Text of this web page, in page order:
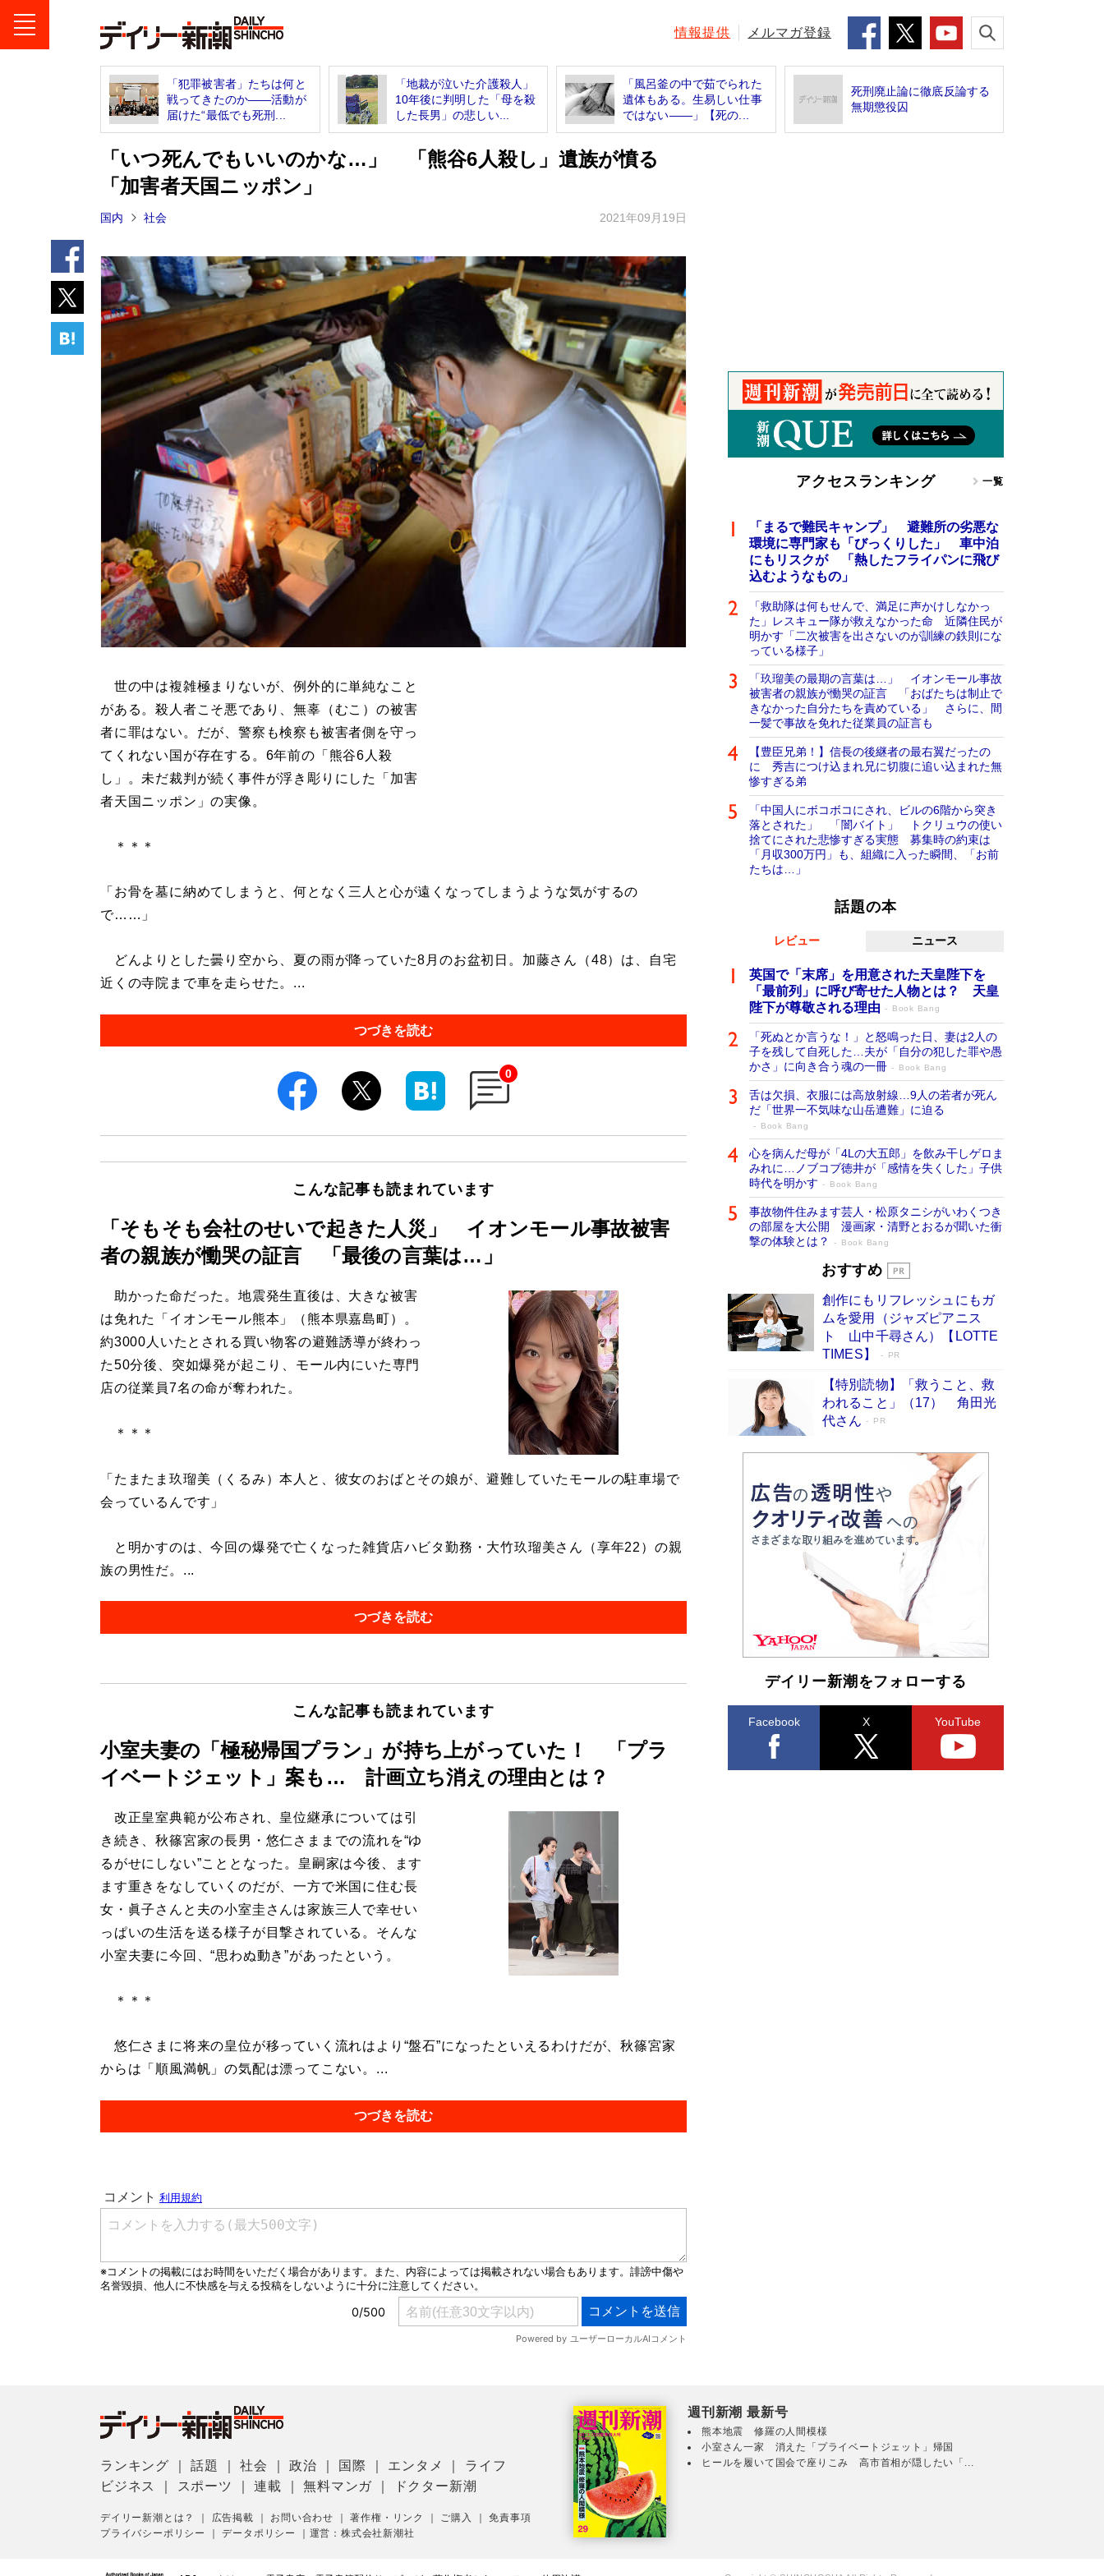
情報提供 メルマガ登録
「犯罪被害者」たちは何と
戦ってきたのか――活動が
届けた“最低でも死刑...
「地裁が泣いた介護殺人」
10年後に判明した「母を殺
した長男」の悲しい...
「風呂釜の中で茹でられた
遺体もある。生易しい仕事
ではない――」【死の...
死刑廃止論に徹底反論する
無期懲役囚
「いつ死んでもいいのかな…」 「熊谷6人殺し」遺族が憤る
「加害者天国ニッポン」
国内 社会 2021年09月19日
世の中は複雑極まりないが、例外的に単純なこと
がある。殺人者こそ悪であり、無辜（むこ）の被害
者に罪はない。だが、警察も検察も被害者側を守っ
てくれない国が存在する。6年前の「熊谷6人殺
し」。未だ裁判が続く事件が浮き彫りにした「加害
者天国ニッポン」の実像。
＊＊＊
「お骨を墓に納めてしまうと、何となく三人と心が遠くなってしまうような気がするの
で……」
どんよりとした曇り空から、夏の雨が降っていた8月のお盆初日。加藤さん（48）は、自宅
近くの寺院まで車を走らせた。...
つづきを読む
0
こんな記事も読まれています
「そもそも会社のせいで起きた人災」 イオンモール事故被害
者の親族が慟哭の証言 「最後の言葉は…」
助かった命だった。地震発生直後は、大きな被害
は免れた「イオンモール熊本」（熊本県嘉島町）。
約3000人いたとされる買い物客の避難誘導が終わっ
た50分後、突如爆発が起こり、モール内にいた専門
店の従業員7名の命が奪われた。
＊＊＊
「たまたま玖瑠美（くるみ）本人と、彼女のおばとその娘が、避難していたモールの駐車場で
会っているんです」
と明かすのは、今回の爆発で亡くなった雑貨店ハビタ勤務・大竹玖瑠美さん（享年22）の親
族の男性だ。...
つづきを読む
こんな記事も読まれています
小室夫妻の「極秘帰国プラン」が持ち上がっていた！ 「プラ
イベートジェット」案も… 計画立ち消えの理由とは？
改正皇室典範が公布され、皇位継承については引
き続き、秋篠宮家の長男・悠仁さままでの流れを“ゆ
るがせにしない”こととなった。皇嗣家は今後、ます
ます重きをなしていくのだが、一方で米国に住む長
女・眞子さんと夫の小室圭さんは家族三人で幸せい
っぱいの生活を送る様子が目撃されている。そんな
小室夫妻に今回、“思わぬ動き”があったという。
＊＊＊
悠仁さまに将来の皇位が移っていく流れはより“盤石”になったといえるわけだが、秋篠宮家
からは「順風満帆」の気配は漂ってこない。...
つづきを読む
アクセスランキング 一覧
「まるで難民キャンプ」 避難所の劣悪な
環境に専門家も「びっくりした」 車中泊
にもリスクが 「熱したフライパンに飛び
込むようなもの」
「救助隊は何もせんで、満足に声かけしなかっ
た」レスキュー隊が救えなかった命 近隣住民が
明かす「二次被害を出さないのが訓練の鉄則にな
っている様子」
「玖瑠美の最期の言葉は…」 イオンモール事故
被害者の親族が慟哭の証言 「おばたちは制止で
きなかった自分たちを責めている」 さらに、間
一髪で事故を免れた従業員の証言も
【豊臣兄弟！】信長の後継者の最右翼だったの
に 秀吉につけ込まれ兄に切腹に追い込まれた無
惨すぎる弟
「中国人にボコボコにされ、ビルの6階から突き
落とされた」 「闇バイト」 トクリュウの使い
捨てにされた悲惨すぎる実態 募集時の約束は
「月収300万円」も、組織に入った瞬間、「お前
たちは…」
話題の本
レビュー ニュース
英国で「末席」を用意された天皇陛下を
「最前列」に呼び寄せた人物とは？ 天皇
陛下が尊敬される理由
Book Bang
「死ぬとか言うな！」と怒鳴った日、妻は2人の
子を残して自死した…夫が「自分の犯した罪や愚
かさ」に向き合う魂の一冊
Book Bang
舌は欠損、衣服には高放射線…9人の若者が死ん
だ「世界一不気味な山岳遭難」に迫る
Book Bang
心を病んだ母が「4Lの大五郎」を飲み干しゲロま
みれに…ノブコブ徳井が「感情を失くした」子供
時代を明かす
Book Bang
事故物件住みます芸人・松原タニシがいわくつき
の部屋を大公開 漫画家・清野とおるが聞いた衝
撃の体験とは？
Book Bang
追悼・東野圭吾さん 週間ベストセラーラ
など代表作が並ぶ［文庫ベストセラー］
Book Bang
竹内由恵の前に現れた「テレビ観ないんだよね
ぇ」という男性…夫を選んでテレ朝退社したワケ
Book Bang
「『火垂るの墓』は、大嘘である」原作者が抱き
続けた“自責の念”とは…「自己憐憫は描きたくな
い」監督が徹底的にこだわったこと（後編） #
戦争の記憶
Book Bang
｢東大に入る子｣は、小学校入学前のお母さん次第
で決まっている 東大生に早生まれが少ない理由
は、ここにあった！
Book Bang
坂本龍一「ステージ4」のガンとの闘病を語る
Book Bang
おすすめ
創作にもリフレッシュにもガ
ムを愛用（ジャズピアニス
ト 山中千尋さん）【LOTTE
TIMES】
PR
【特別読物】「救うこと、救
われること」（17） 角田光
代さん
PR
デイリー新潮をフォローする
Facebook X YouTube
ランキング ｜話題 ｜社会 ｜政治 国際 エンタメ
ライフ
ビジネス
スポーツ ｜連載 ｜無料マンガ ドクター新潮
デイリー新潮とは？ ｜ 広告掲載 ｜ お問い合わせ ｜著作権・リンク ｜ ご購入 ｜免責事項
プライバシーポリシー
｜データポリシー ｜ 運営：株式会社新潮社
週刊新潮 最新号
熊本地震 修羅の人間模様
小室さん一家 消えた「プライベートジェット」帰国
ヒールを履いて国会で座りこみ 高市首相が隠したい「...